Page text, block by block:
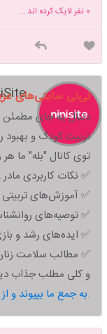
0 نفر لایک کرده اند ...
نی‌نی سایتی‌های
دنبال یه جای مطمئن
تربیت کودک و
توی کانال "بله" ما هر
✅ نکات کاربردی
✅ آموزش‌های تربیتی
✅ توصیه‌های
✅ ایده‌های رشد و
✅ مطالب سلامت
و کلی مطلب جذاب
به جمع ما بپیوند و از این محتوای کاربردی استفاده کن.